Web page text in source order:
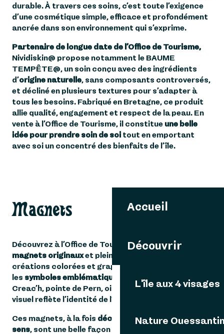
Accueil
Découvrir
L'île aux 4 visages
Nature
durable. À travers ces soins, c’est toute l’exigence
d’une cosmétique simple, efficace et profondément
ancrée dans son environnement qui s’exprime.
Partenaire de longue date de l’Office de Tourisme,
Nividiskin® propose notamment le BAUME
TEMPÊTE®, un soin conçu avec des ingrédients
d’origine naturelle, sans composants controversés,
et décliné en plusieurs textures pour s’adapter à
tous les besoins. Fabriqué en Bretagne, ce produit
allie qualité, engagement et respect de la peau. En
vente à l’Office de Tourisme, il constitue une belle
idée pour prendre soin de soi tout en emportant
avec soi un concentré des bienfaits de l’île.
Magnets
Découvrez à l’Office de Tourismeune collection de
magnets originauxet pleins de vie. À travers ses
créations colorées et graphiques, elle met en valeur
les symboles emblématiques d’Ouessant
Creac’h, pointe de Pern, oiseaux de l’île… Chaque
visuel reflète l’identité de l’île !
Ces magnets, à la fois décoratifs et chargés de
sens, sont une belle façon de prolonger votre séjour